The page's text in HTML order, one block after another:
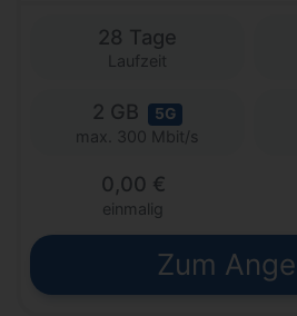
28 Tage
Laufzeit
2 GB 5G
max. 300 Mbit/s
0,00 €
einmalig
Zum